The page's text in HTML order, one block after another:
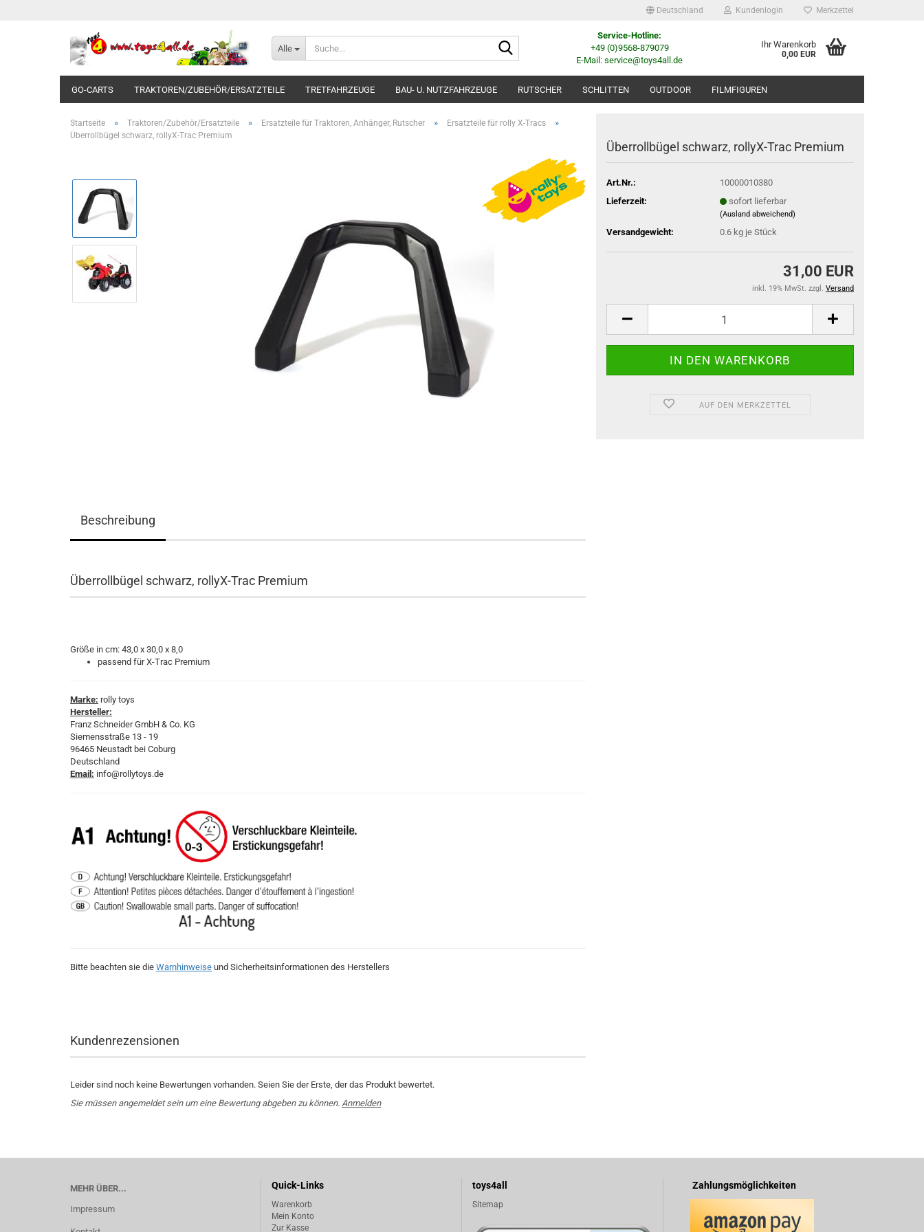
Deutschland Kundenlogin Merkzettel
Alle
Service-Hotline:
+49 (0)9568-879079
E-Mail: service@toys4all.de
Ihr Warenkorb
0,00 EUR
GO-CARTS TRAKTOREN/ZUBEHÖR/ERSATZTEILE TRETFAHRZEUGE BAU- U. NUTZFAHRZEUGE RUTSCHER SCHLITTEN OUTDOOR FILMFIGUREN
Startseite » Traktoren/Zubehör/Ersatzteile » Ersatzteile für Traktoren, Anhänger, Rutscher » Ersatzteile für rolly X-Tracs »
Überrollbügel schwarz, rollyX-Trac Premium
Überrollbügel schwarz, rollyX-Trac Premium
Art.Nr.:
10000010380
Lieferzeit:
sofort lieferbar
(Ausland abweichend)
Versandgewicht: 0.6 kg je Stück
31,00 EUR
inkl. 19% MwSt. zzgl. Versand
AUF DEN MERKZETTEL
Beschreibung
Überrollbügel schwarz, rollyX-Trac Premium
Größe in cm: 43,0 x 30,0 x 8,0
passend für X-Trac Premium
Marke: rolly toys
Hersteller:
Franz Schneider GmbH & Co. KG
Siemensstraße 13 - 19
96465 Neustadt bei Coburg
Deutschland
Email: info@rollytoys.de
Bitte beachten sie die Warnhinweise und Sicherheitsinformationen des Herstellers
Kundenrezensionen
Leider sind noch keine Bewertungen vorhanden. Seien Sie der Erste, der das Produkt bewertet.
Sie müssen angemeldet sein um eine Bewertung abgeben zu können. Anmelden
MEHR ÜBER...
Impressum
Quick-Links
Warenkorb
Mein Konto
Zur Kasse
toys4all
Sitemap
Zahlungsmöglichkeiten